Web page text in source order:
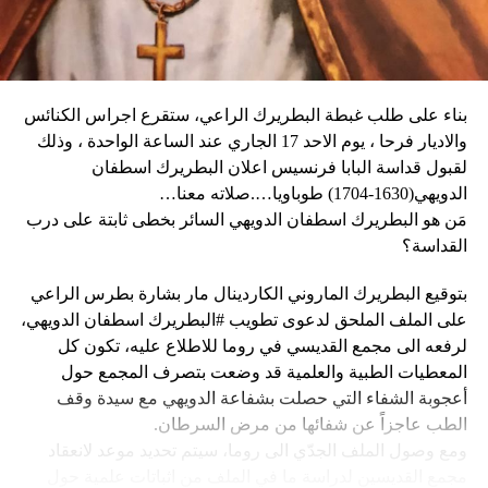
سياسي للحرب في أوكرانيا. وأيّد «هدنة أولمبية» دعا إليها
ماكرون لمناسبة أولمبياد باريس هذا الصيف.
نداء الوطن
وقال دارين: “المواطنون في حالة رعب، على الرغم من أن
زعيم العصابة جيمي شيريزير دعا المواطنين إلى عدم الخوف
عندما رأوا عصابته تحمل أسلحة، وقال إنهم يريدون فقط الإطاحة
وحاولت مجموعة من أفراد العصابات المدججين بالسلاح، يوم
الإثنين، السيطرة على مطار توسان لوفرتور الدولي، الأكبر في
البلاد، وتبادلوا إطلاق النار مع الشرطة والجنود، مما أدى إلى
إلغاء جميع الرحلات الداخلية والدولية.
ألف شخص من منازلهم منذ عطلة نهاية الأسبوع بسبب أعمال
العنف.
وقال رجل من هايتي يدعى نيكولا لوكالة رويترز للأنباء: “أجبرتنا
العصابات المسلحة على ترك منازلنا. دمروا بيوتنا ونحن الآن في
بناء على طلب غبطة البطريرك الراعي، ستقرع اجراس الكنائس
والاديار فرحا ، يوم الاحد 17 الجاري عند الساعة الواحدة ، وذلك
لقبول قداسة البابا فرنسيس اعلان البطريرك اسطفان
الدويهي(1630-1704) طوباويا….صلاته معنا…
مَن هو البطريرك اسطفان الدويهي السائر بخطى ثابتة على درب
القداسة؟
بتوقيع البطريرك الماروني الكاردينال مار بشارة بطرس الراعي
على الملف الملحق لدعوى تطويب #البطريرك اسطفان الدويهي،
لرفعه الى مجمع القديسي في روما للاطلاع عليه، تكون كل
المعطيات الطبية والعلمية قد وضعت بتصرف المجمع حول
أعجوبة الشفاء التي حصلت بشفاعة الدويهي مع سيدة وقف
الطب عاجزاً عن شفائها من مرض السرطان.
ومع وصول الملف الجدّي الى روما، سيتم تحديد موعد لانعقاد